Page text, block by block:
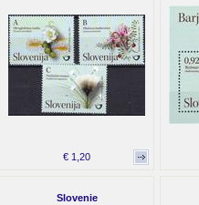
€ 1,20
Slovenie